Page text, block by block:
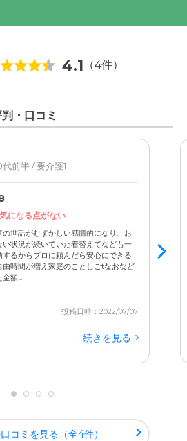
4.1 （4件）
・口コミ
前半 / 要介護1
になる点がない
世話がむずかしい感情的になり、お
状況が続いていた着替えてなども一
するからプロに頼んだら安心にできる
由時間が増え家庭のことしごtなおなど
額...
投稿日時：2022/07/07
続きを見る
コミを見る（全4件）